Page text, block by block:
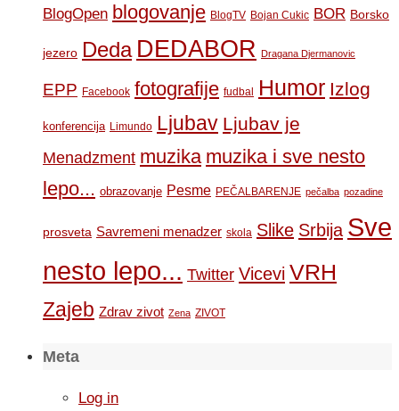
BlogOpen blogovanje BlogTV Bojan Cukic BOR Borsko
jezero Deda DEDABOR Dragana Djermanovic
EPP Facebook fotografije fudbal Humor Izlog
konferencija Limundo Ljubav Ljubav je
Menadzment muzika muzika i sve nesto
lepo... obrazovanje Pesme PEČALBARENJE pečalba pozadine
prosveta Savremeni menadzer skola Slike Srbija Sve
nesto lepo... Twitter Vicevi VRH
Zajeb Zdrav zivot Zena ZIVOT
Meta
Log in